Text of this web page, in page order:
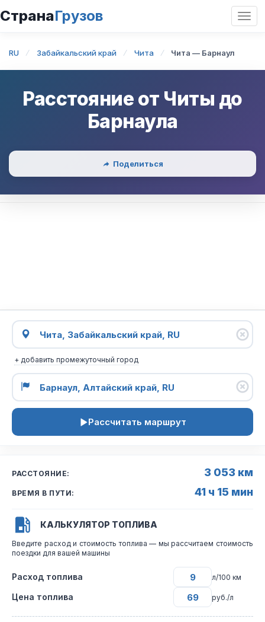
СтранаГрузов
RU Забайкальский край Чита Чита — Барнаул
Расстояние от Читы до
Барнаула
Поделиться
+ добавить промежуточный город
Рассчитать маршрут
РАССТОЯНИЕ: 3 053 км
ВРЕМЯ В ПУТИ: 41 ч 15 мин
КАЛЬКУЛЯТОР ТОПЛИВА
Введите расход и стоимость топлива — мы рассчитаем стоимость
поездки для вашей машины
Расход топлива л/100 км
Цена топлива руб./л